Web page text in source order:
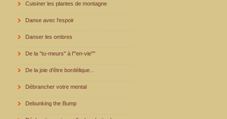
Cuisiner les plantes de montagne
Danse avec l'espoir
Danser les ombres
De la "tu-meurs" à l'"en-vie""
De la joie d'être bordélique...
Débrancher votre mental
Debunking the Bump